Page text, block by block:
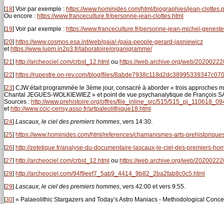
[18] Voir par exemple : https://www.hominides.com/html/biographies/jean-
Ou encore : https://www.franceculture.fr/personne-jean-clottes.html
[19] Voir par exemple : https://www.franceculture.fr/personne-jean-michel-
[20] https://www.cosmos.esa.int/web/gaia/-/gaia-people-gerard-jasniewicz
ethttps://www.lupm.in2p3.fr/laboratoire/organigramme/
[21 ] http://archeociel.com/crbst_12.html ou https://web.archive.org/web/
[22] https://rupestre.on-rev.com/blog/files/
[23] CJW était programmée le 3ème jour, consacré à aborder « trois approches
Chantal JEGUES-WOLKIEWIEZ » et point de vue psychanalytique de François
Sources : http://www.prehistoire.org/offres/file_inline_src/515/
ethttp://www.ccic-cerisy.asso.fr/artpaleolithique18.html
[24] Lascaux, le ciel des premiers hommes , vers 14:30.
[25] https://www.hominides.com/html/references/chamanismes-arts-
[26] http://zetetique.fr/analyse-du-documentaire-lascaux-le-ciel-des-premiers-
[27] http://archeociel.com/crbst_12.html ou https://web.archive.org/web/
[28] http://archeociel.com/94f9eef7_5ab9_4414_9b82_2ba2fab8c0c5.html
[29] Lascaux, le ciel des premiers hommes , vers 42:00 et vers 9:55.
[30] « Palaeolithic Stargazers and Today’s Astro Maniacs - Methodological